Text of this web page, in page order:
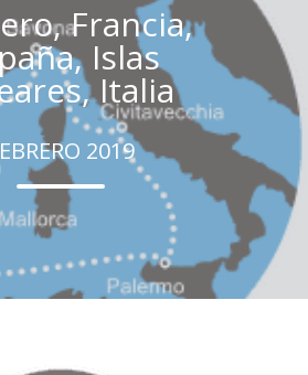
Francia,
Islas
Italia
2019